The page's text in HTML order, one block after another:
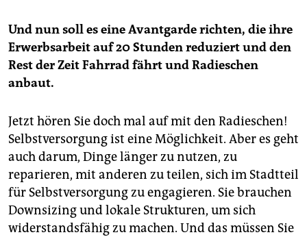
Und nun soll es eine Avantgarde richten, die ihre
Erwerbsarbeit auf 20 Stunden reduziert und den
Rest der Zeit Fahrrad fährt und Radieschen
anbaut.
Jetzt hören Sie doch mal auf mit den Radieschen!
Selbstversorgung ist eine Möglichkeit. Aber es geht
auch darum, Dinge länger zu nutzen, zu
reparieren, mit anderen zu teilen, sich im Stadtteil
für Selbstversorgung zu engagieren. Sie brauchen
Downsizing und lokale Strukturen, um sich
widerstandsfähig zu machen. Und das müssen Sie